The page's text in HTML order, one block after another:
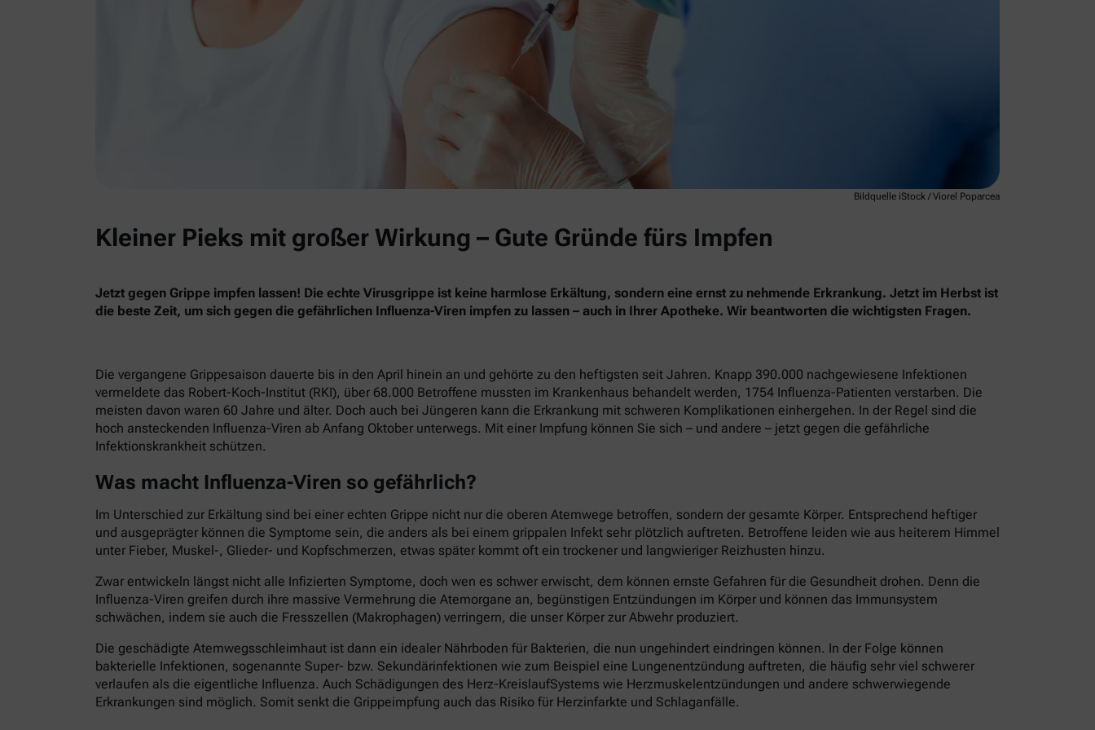
Bildquelle iStock / Viorel Poparcea
Kleiner Pieks mit großer Wirkung – Gute Gründe fürs Impfen
Jetzt gegen Grippe impfen lassen! Die echte Virusgrippe ist keine harmlose Erkältung, sondern eine ernst zu nehmende Erkrankung. Jetzt im Herbst ist
die beste Zeit, um sich gegen die gefährlichen Influenza-Viren impfen zu lassen – auch in Ihrer Apotheke. Wir beantworten die wichtigsten Fragen.
Die vergangene Grippesaison dauerte bis in den April hinein an und gehörte zu den heftigsten seit Jahren. Knapp 390.000 nachgewiesene Infektionen
vermeldete das Robert-Koch-Institut (RKI), über 68.000 Betroffene mussten im Krankenhaus behandelt werden, 1754 Influenza-Patienten verstarben. Die
meisten davon waren 60 Jahre und älter. Doch auch bei Jüngeren kann die Erkrankung mit schweren Komplikationen einhergehen. In der Regel sind die
hoch ansteckenden Influenza-Viren ab Anfang Oktober unterwegs. Mit einer Impfung können Sie sich – und andere – jetzt gegen die gefährliche
Infektionskrankheit schützen.
Was macht Influenza-Viren so gefährlich?
Im Unterschied zur Erkältung sind bei einer echten Grippe nicht nur die oberen Atemwege betroffen, sondern der gesamte Körper. Entsprechend heftiger
und ausgeprägter können die Symptome sein, die anders als bei einem grippalen Infekt sehr plötzlich auftreten. Betroffene leiden wie aus heiterem Himmel
unter Fieber, Muskel-, Glieder- und Kopfschmerzen, etwas später kommt oft ein trockener und langwieriger Reizhusten hinzu.
Zwar entwickeln längst nicht alle Infizierten Symptome, doch wen es schwer erwischt, dem können ernste Gefahren für die Gesundheit drohen. Denn die
Influenza-Viren greifen durch ihre massive Vermehrung die Atemorgane an, begünstigen Entzündungen im Körper und können das Immunsystem
schwächen, indem sie auch die Fresszellen (Makrophagen) verringern, die unser Körper zur Abwehr produziert.
Die geschädigte Atemwegsschleimhaut ist dann ein idealer Nährboden für Bakterien, die nun ungehindert eindringen können. In der Folge können
bakterielle Infektionen, sogenannte Super- bzw. Sekundärinfektionen wie zum Beispiel eine Lungenentzündung auftreten, die häufig sehr viel schwerer
verlaufen als die eigentliche Influenza. Auch Schädigungen des Herz-KreislaufSystems wie Herzmuskelentzündungen und andere schwerwiegende
Erkrankungen sind möglich. Somit senkt die Grippeimpfung auch das Risiko für Herzinfarkte und Schlaganfälle.